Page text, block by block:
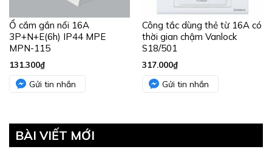
Ổ cắm gắn nổi 16A
3P+N+E(6h) IP44 MPE
MPN-115
131.300₫
Gửi tin nhắn
Công tắc dùng thẻ từ 16A có
thời gian chậm Vanlock
S18/501
317.000₫
Gửi tin nhắn
BÀI VIẾT MỚI